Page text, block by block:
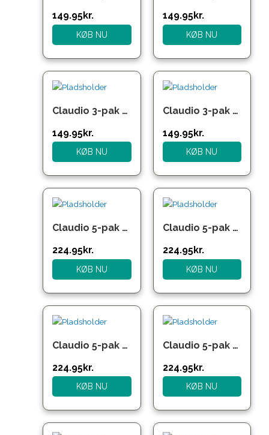
149.95kr.
KØB NU
149.95kr.
KØB NU
Claudio 3-pak bambusunderbukser i navy til herre
149.95kr.
KØB NU
Claudio 3-pak bambusunderbukser i sort til herre
149.95kr.
KØB NU
Claudio 5-pak bambustights i orange og bordeaux til herre
224.95kr.
KØB NU
Claudio 5-pak bambustights i sort, grå og blå til herre
224.95kr.
KØB NU
Claudio 5-pak bambusunderbukser i blandede farver til herre
224.95kr.
KØB NU
Claudio 5-pak bambusunderbukser i sort til herre
224.95kr.
KØB NU